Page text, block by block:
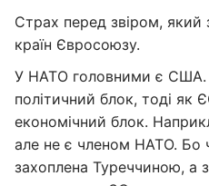
Страх перед звіром, який
країн Євросоюзу.
У НАТО головними є США.
політичний блок, тоді як
економічний блок.
але не є членом НАТО. Бо
захоплена Туреччиною, а